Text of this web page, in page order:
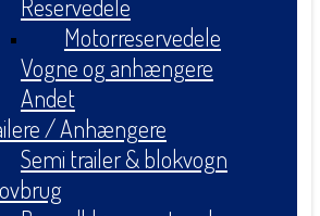
Reservedele
Motorreservedele
Vogne og anhængere
Andet
/ Anhængere
Semi trailer & blokvogn